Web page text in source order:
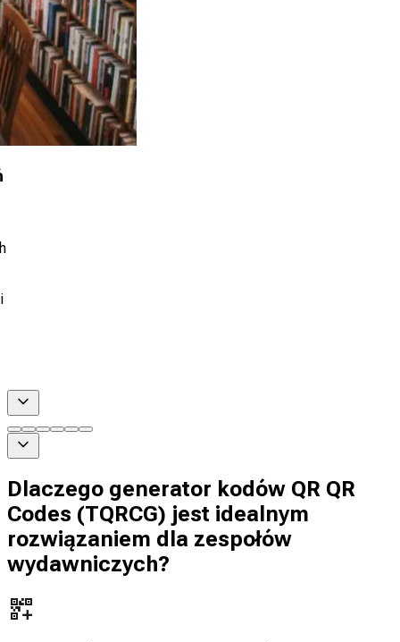
Dlaczego generator kodów QR QR
Codes (TQRCG) jest idealnym
rozwiązaniem dla zespołów
wydawniczych?